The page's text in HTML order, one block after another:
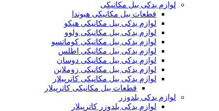
لوازم یدکی بیل مکانیکی
قطعات بیل مکانیکی هیوندا
لوازم یدکی بیل مکانیکی هپکو
لوازم یدکی بیل مکانیکی ولوو
لوازم یدکی بیل مکانیکی کوماتسو
لوازم یدکی بیل مکانیکی اطلس
لوازم یدکی بیل مکانیکی دوسان
لوازم یدکی بیل مکانیکی زوملاین
لوازم یدکی بیل مکانیکی کاترپیلار
قطعات بیل مکانیکی کاترپیلار
لوازم یدکی بلدوزر
لوازم یدکی بلدوزر کاترپیلار